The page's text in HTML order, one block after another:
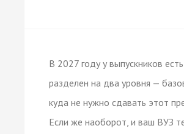
В 2027 году у выпускников
разделен на два уровня —
куда не нужно сдавать этот
Если же наоборот, и ваш ВУЗ